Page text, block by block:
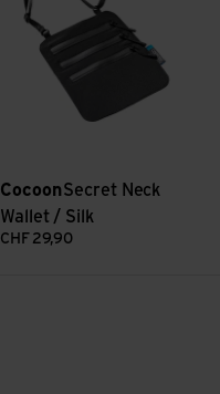
CocoonSecret Neck
Wallet / Silk
CHF 29,90